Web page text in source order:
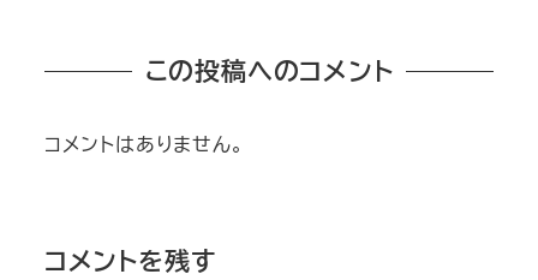
この投稿へのコメント
コメントはありません。
コメントを残す